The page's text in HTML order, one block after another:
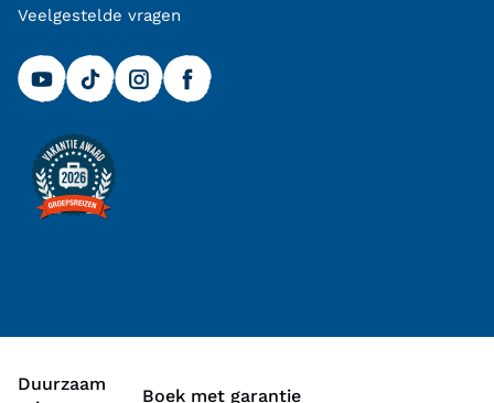
Veelgestelde vragen
Duurzaam
Boek met garantie